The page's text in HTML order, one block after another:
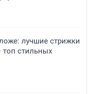
лучшие стрижки
стильных